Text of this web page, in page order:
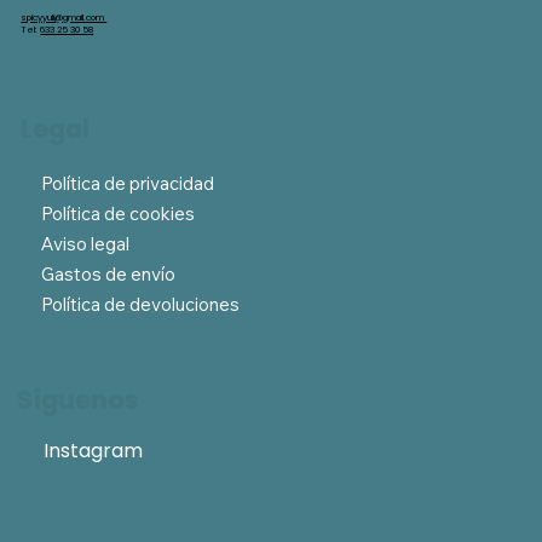
Instagram
Política de privacidad
Política de cookies
Aviso legal
Gastos de envío
Política de devoluciones
spicyyuli@gmail.com
Tel:633 25 30 58